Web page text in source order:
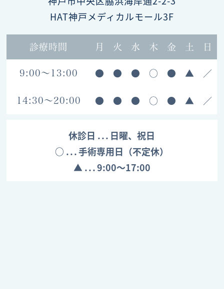
HAT神戸メディカルモール3F
診療時間 月 火 水 木 金 土 日
9:00～13:00 ● ● ● ○ ● ▲ ／
14:30～20:00 ● ● ● ○ ● ▲ ／
休診日
日曜、祝日
○
手術専用日（不定休）
▲
9:00～17:00